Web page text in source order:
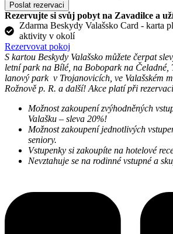
Poslat rezervaci
Rezervujte si svůj pobyt na Zavadilce a
Zdarma Beskydy Valašsko Card - karta
aktivity v okolí
Rezervovat pokoj
S kartou Beskydy Valašsko můžete čerpat
letní park na Bílé, na Bobopark na Čeladné,
lanový park v Trojanovicích, ve Valašském
Rožnově p. R. a další! Akce platí při
Možnost zakoupení zvýhodněných
Valašku – sleva 20%!
Možnost zakoupení jednotlivých
seniory.
Vstupenky si zakoupíte na hotelové
Nevztahuje se na rodinné vstupné a